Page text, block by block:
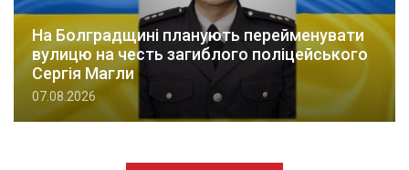
На Болградщині планують перейменувати
вулицю на честь загиблого поліцейського
Сергія Магли
07.08.2026